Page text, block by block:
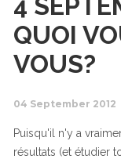
4
QUOI
VOUS?
04 September 2012
Puisqu'il n'y a
résultats (et étudier